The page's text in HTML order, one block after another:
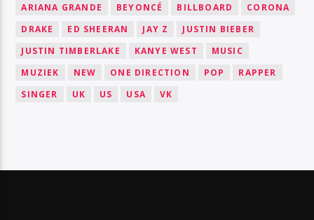
ARIANA GRANDE
BEYONCÉ BILLBOARD
CORONA
DRAKE
ED SHEERAN JAY Z
JUSTIN BIEBER
JUSTIN TIMBERLAKE
KANYE WEST
MUSIC
MUZIEK
NEW ONE DIRECTION POP
RAPPER
SINGER
UK US USA VK